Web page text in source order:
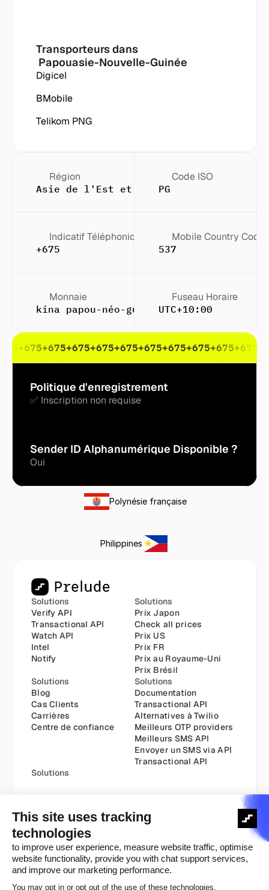
Transporteurs dans
Papouasie-Nouvelle-Guinée
Digicel
BMobile
Telikom PNG
Région
Asie de l'Est et du Sud-Est
Code ISO
PG
Indicatif Téléphonique
+675
Mobile Country Code
537
Monnaie
kina papou-néo-guinéen (K)
Fuseau Horaire
UTC+10:00
+675+675+675+675+675+675+675+675+675+675
Politique d'enregistrement
✅ Inscription non requise
Sender ID Alphanumérique Disponible ?
Oui
Polynésie française
Philippines
Solutions
Verify API
Transactional API
Watch API
Intel
Notify
Solutions
Prix Japon
Check all prices
Prix US
Prix FR
Prix au Royaume-Uni
Prix Brésil
Solutions
Blog
Cas Clients
Carrières
Centre de confiance
Solutions
Documentation
Transactional API
Alternatives à Twilio
Meilleurs OTP providers
Meilleurs SMS API
Envoyer un SMS via API
Transactional API
Solutions
Copyright ©️ 2025
Politique Cookie
Conditions Générales
Conditions Générales